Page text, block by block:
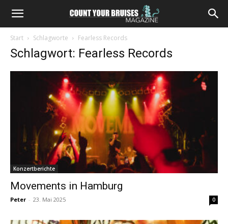
Start Schlagworte Fearless Records
Schlagwort: Fearless Records
Konzertberichte
Movements in Hamburg
Peter - 23. Mai 2025 0